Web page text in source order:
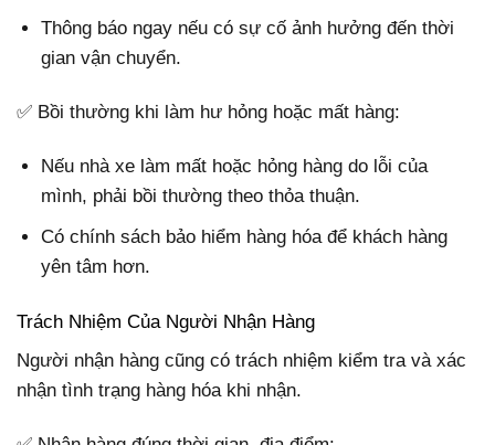
Thông báo ngay nếu có sự cố ảnh hưởng đến thời
gian vận chuyển.
✅ Bồi thường khi làm hư hỏng hoặc mất hàng:
Nếu nhà xe làm mất hoặc hỏng hàng do lỗi của
mình, phải bồi thường theo thỏa thuận.
Có chính sách bảo hiểm hàng hóa để khách hàng
yên tâm hơn.
Trách Nhiệm Của Người Nhận Hàng
Người nhận hàng cũng có trách nhiệm kiểm tra và xác
nhận tình trạng hàng hóa khi nhận.